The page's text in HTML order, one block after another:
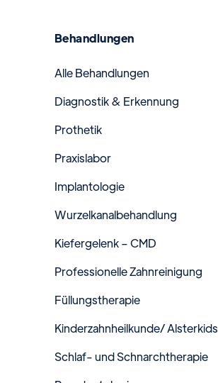
Behandlungen
Alle Behandlungen
Diagnostik & Erkennung
Prothetik
Praxislabor
Implantologie
Wurzelkanalbehandlung
Kiefergelenk – CMD
Professionelle Zahnreinigung
Füllungstherapie
Kinderzahnheilkunde/ Alsterkids
Schlaf- und Schnarchtherapie